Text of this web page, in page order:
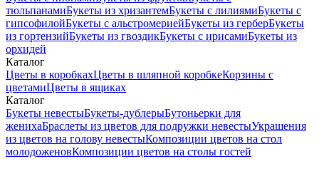
тюльпанамиБукеты из хризантемБукеты с лилиямиБукеты с
гипсофилойБукеты с альстромериейБукеты из герберБукеты
из гортензийБукеты из гвоздикБукеты с ирисамиБукеты из
орхидей
Каталог
Цветы в коробкахЦветы в шляпной коробкеКорзины с
цветамиЦветы в ящиках
Каталог
Букеты невестыБукеты-дублерыБутоньерки для
женихаБраслеты из цветов для подружки невестыУкрашения
из цветов на голову невестыКомпозиции цветов на стол
молодоженовКомпозиции цветов на столы гостей